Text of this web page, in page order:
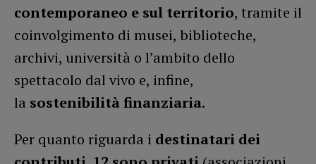
contemporaneo e sul territorio, tramite il
coinvolgimento di musei, biblioteche,
archivi, università o l’ambito dello
spettacolo dal vivo e, infine,
la sostenibilità finanziaria.
Per quanto riguarda i destinatari dei